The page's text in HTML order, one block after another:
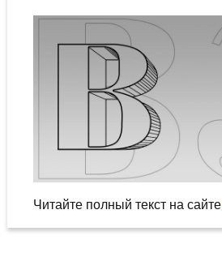
Читайте полный текст на сайте